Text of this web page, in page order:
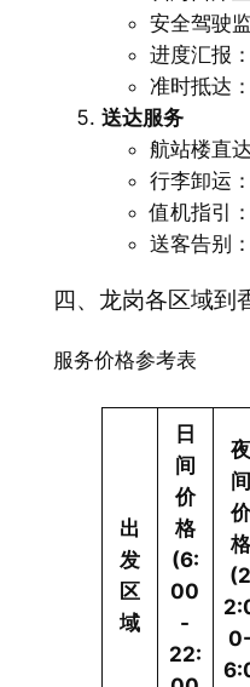
安全驾驶
进度汇报
准时抵达
送达服务
航站楼直
行李卸运
值机指引
送客告别
四、龙岗各区域到
服务价格参考表
出
发
区
域
日
间
价
格
(6:
00
-
22:
夜
间
价
格
(2
0-